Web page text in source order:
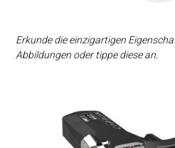
Erkunde die einzigartigen
Abbildungen oder tippe diese an.